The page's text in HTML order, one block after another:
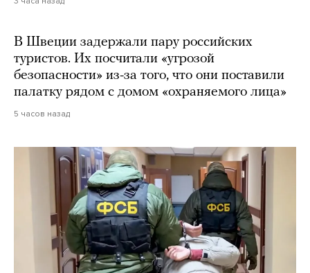
В Швеции задержали пару российских
туристов. Их посчитали «угрозой
безопасности» из-за того, что они поставили
палатку рядом с домом «охраняемого лица»
5 часов назад